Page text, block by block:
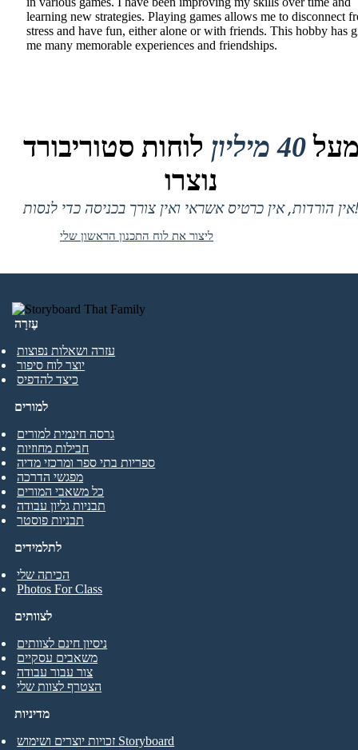
learning new strategies. Playing games allows me to disconnect
stress and have fun, either alone or with friends. This hobby has
me many memorable experiences and friendships.
40 מיליון
לוחות סטוריבורד
נוצרו
אין הורדות, אין כרטיס אשראי ואין צורך בכניסה כדי לנסות!
ליצור את לוח התכנון הראשון שלי
עֶזרָה
עזרה ושאלות נפוצות
יוצר לוח סיפור
כיצד להדפיס
לתלמידים
הכיתה שלי
Photos For Class
למורים
גרסה חינמית למורים
חבילות מחוזיות
ספריות בתי ספר ומרכזי מדיה
מפגשי הדרכה
כל משאבי המורים
תבניות גליון עבודה
תבניות פוסטר
לצוותים
ניסיון חינם לצוותים
משאבים עסקיים
צור עבור עבודה
הצטרף לצוות שלי
מדיניות
זכויות יוצרים ושימוש Storyboard